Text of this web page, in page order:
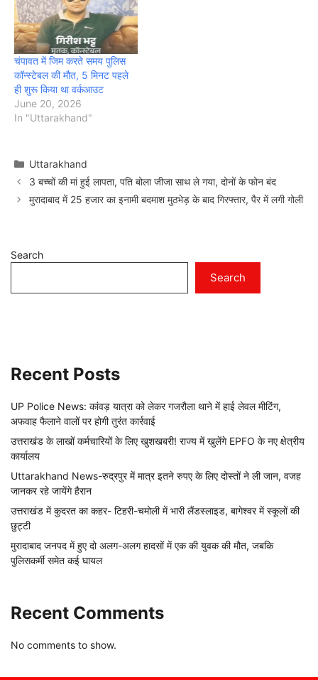
चंपावत में जिम करते समय पुलिस
कॉन्स्टेबल की मौत, 5 मिनट पहले
ही शुरू किया था वर्कआउट
June 20, 2026
In "Uttarakhand"
Categories
Uttarakhand
3 बच्चों की मां हुई लापता, पति बोला जीजा साथ ले गया, दोनों के फोन बंद
मुरादाबाद में 25 हजार का इनामी बदमाश मुठभेड़ के बाद गिरफ्तार, पैर में लगी गोली
Search
Search
Recent Posts
UP Police News: कांवड़ यात्रा को लेकर गजरौला थाने में हाई लेवल मीटिंग,
अफवाह फैलाने वालों पर होगी तुरंत कार्रवाई
उत्तराखंड के लाखों कर्मचारियों के लिए खुशखबरी! राज्य में खुलेंगे EPFO के नए क्षेत्रीय
कार्यालय
Uttarakhand News-रुद्रपुर में मात्र इतने रुपए के लिए दोस्तों ने ली जान, वजह
जानकर रहे जायेंगे हैरान
उत्तराखंड में कुदरत का कहर- टिहरी-चमोली में भारी लैंडस्लाइड, बागेश्वर में स्कूलों की
छुट्टी
मुरादाबाद जनपद में हुए दो अलग-अलग हादसों में एक की युवक की मौत, जबकि
पुलिसकर्मी समेत कई घायल
Recent Comments
No comments to show.